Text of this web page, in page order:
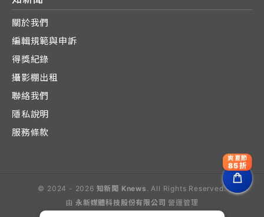
關於我們
編輯規範與申訴
得獎紀錄
攝影棚出租
聯絡我們
隱私說明
服務條款
© 2024 - 2026 知新聞 Knews . All Rights Reserved.
由 永新媒體科技股份有限公司 營運管理
爽夏節
85折